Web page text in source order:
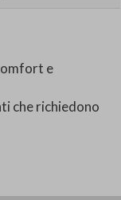
e
che richiedono